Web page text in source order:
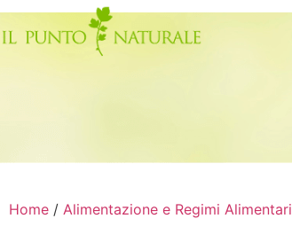
Home / Alimentazione e Regimi Alimentari